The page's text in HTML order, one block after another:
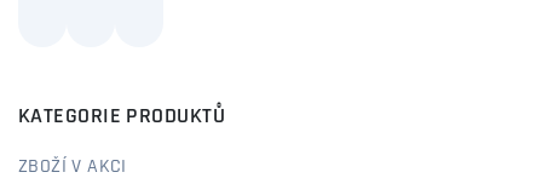
KATEGORIE PRODUKTŮ
ZBOŽÍ V AKCI